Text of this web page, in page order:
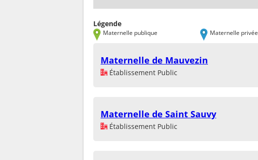
Légende
Maternelle publique Maternelle privée
Maternelle de Mauvezin
Établissement Public
Maternelle de Saint Sauvy
Établissement Public